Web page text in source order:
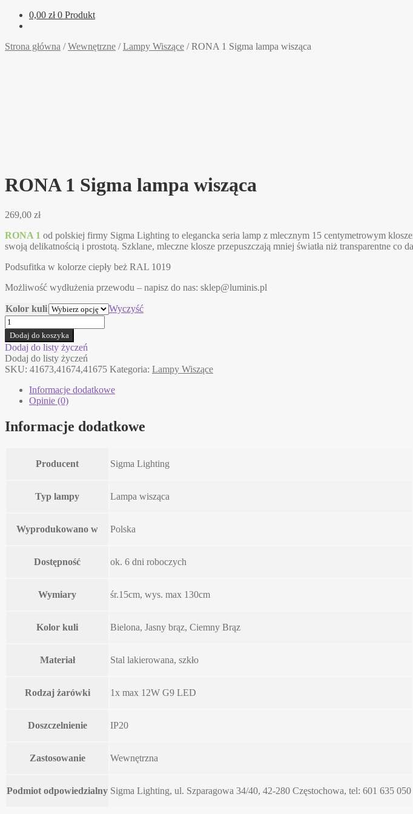
0,00 zł 0 Produkt
Strona główna /Wewnętrzne /Lampy Wiszące /RONA 1 Sigma lampa wisząca
RONA 1 Sigma lampa wisząca
269,00 zł
RONA 1 od polskiej firmy Sigma Lighting to elegancka seria lamp z mlecznym 15 centymetrowym
swoją delikatnością i prostotą. Szklane, mleczne klosze przepuszczają mniej światła niż transparentne co
Podsufitka w kolorze ciepły beż RAL 1019
Możliwość wydłużenia przewodu – napisz do nas: sklep@luminis.pl
Kolor kuli
Wyczyść
ilość
RONA
1
Sigma
lampa
wisząca
Dodaj do koszyka
Dodaj do listy życzeń
Dodaj do listy życzeń
SKU: 41673,41674,41675 Kategoria: Lampy Wiszące
Informacje dodatkowe
Opinie (0)
Informacje dodatkowe
Producent Sigma Lighting
Typ lampy Lampa wisząca
Wyprodukowano w Polska
Dostępność ok. 6 dni roboczych
Wymiary śr.15cm, wys. max 130cm
Kolor kuli Bielona, Jasny brąz, Ciemny Brąz
Materiał Stal lakierowana, szkło
Rodzaj żarówki 1x max 12W G9 LED
Doszczelnienie IP20
Zastosowanie Wewnętrzna
Podmiot odpowiedzialny Sigma Lighting, ul. Szparagowa 34/40, 42-280 Częstochowa, tel: 601 635 050